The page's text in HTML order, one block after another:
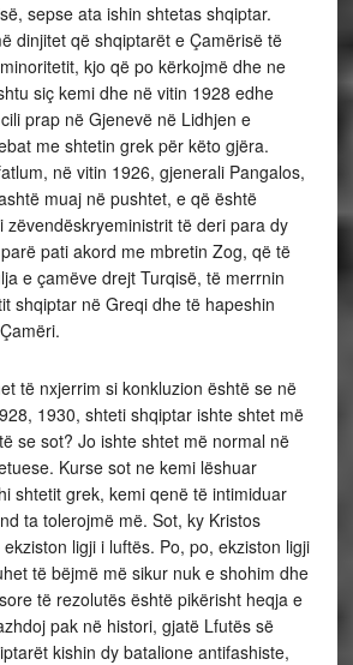
sepse ata ishin shtetas shqiptar.
dinjitet që shqiptarët e Çamërisë të
kjo që po kërkojmë dhe ne
siç kemi dhe në vitin 1928 edhe
prap në Gjenevë në Lidhjen e
me shtetin grek për këto gjëra.
në vitin 1926, gjenerali Pangalos,
muaj në pushtet, e që është
zëvendëskryeministrit të deri para dy
pati akord me mbretin Zog, që të
e çamëve drejt Turqisë, të merrnin
shqiptar në Greqi dhe të hapeshin
të nxjerrim si konkluzion është se në
1930, shteti shqiptar ishte shtet më
se sot? Jo ishte shtet më normal në
Kurse sot ne kemi lëshuar
shtetit grek, kemi qenë të intimiduar
ta tolerojmë më. Sot, ky Kristos
ligji i luftës. Po, po, ekziston ligji
të bëjmë më sikur nuk e shohim dhe
të rezolutës është pikërisht heqja e
pak në histori, gjatë Lfutës së
kishin dy batalione antifashiste,